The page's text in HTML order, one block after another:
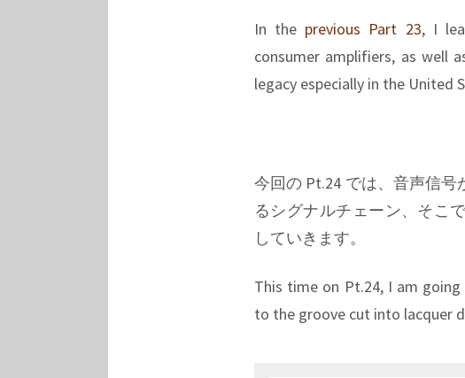
In the previous Part 23, I
consumer amplifiers, as well
legacy especially in the United
今回の Pt.24 では、音声信
るシグナルチェーン、そこ
していきます。
This time on Pt.24, I am
to the groove cut into lacquer